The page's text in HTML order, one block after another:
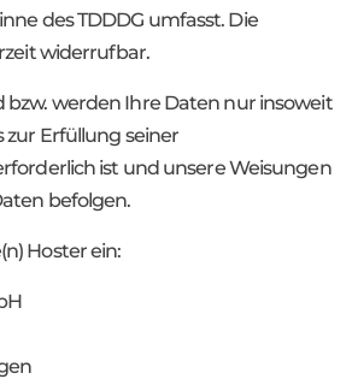
des TDDDG umfasst. Die
widerrufbar.
bzw. werden Ihre Daten nur insoweit
zur Erfüllung seiner
ist und unsere Weisungen
befolgen.
Hoster ein: